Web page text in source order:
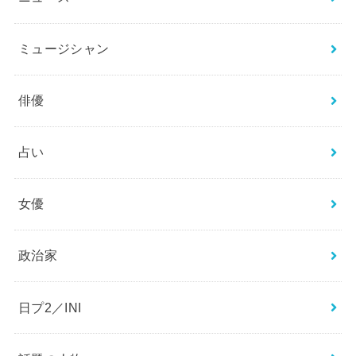
ミュージシャン
俳優
占い
女優
政治家
日プ2／INI